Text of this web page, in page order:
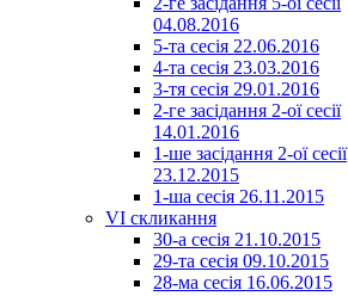
04.08.2016
5-та сесія 22.06.2016
4-та сесія 23.03.2016
3-тя сесія 29.01.2016
2-ге засідання 2-ої сесії
14.01.2016
1-ше засідання 2-ої сесії
23.12.2015
1-ша сесія 26.11.2015
VI скликання
30-а сесія 21.10.2015
29-та сесія 09.10.2015
28-ма сесія 16.06.2015